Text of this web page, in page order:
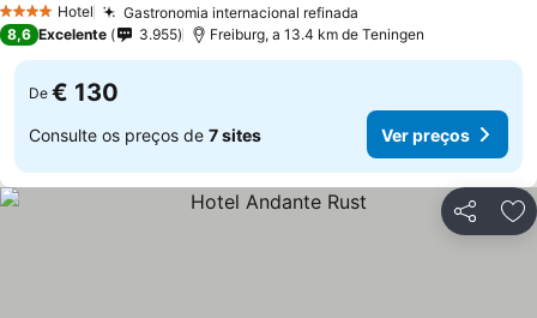
4 EstrelasHotel Gastronomia internacional refinada
8,6 Excelente 3.955 Freiburg, a 13.4 km de Teningen
De € 130
Consulte os preços de 7 sites Ver preços
Partilhar